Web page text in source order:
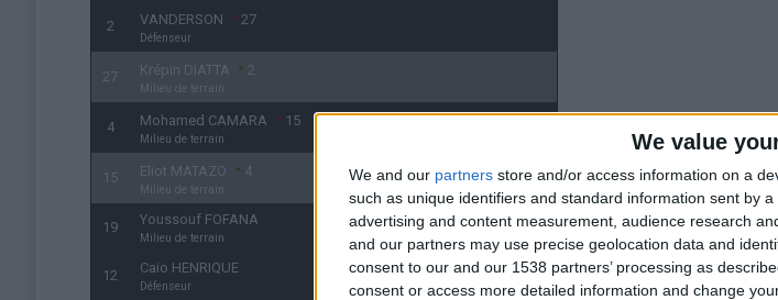
We value
We and our partners store and/or access information on a
such as unique identifiers and standard information sent by
advertising and content measurement, audience research
and our partners may use precise geolocation data and
consent to our and our 1538 partners’ processing as
consent or access more detailed information and change
2 VANDERSON 27
Défenseur
27 Krépin DIATTA 2
Milieu de terrain
4 Mohamed CAMARA 15
Milieu de terrain
15 Eliot MATAZO 4
Milieu de terrain
19 Youssouf FOFANA
Milieu de terrain
31'
12 Caio HENRIQUE
Défenseur